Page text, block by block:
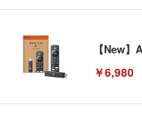
【New
￥6,980